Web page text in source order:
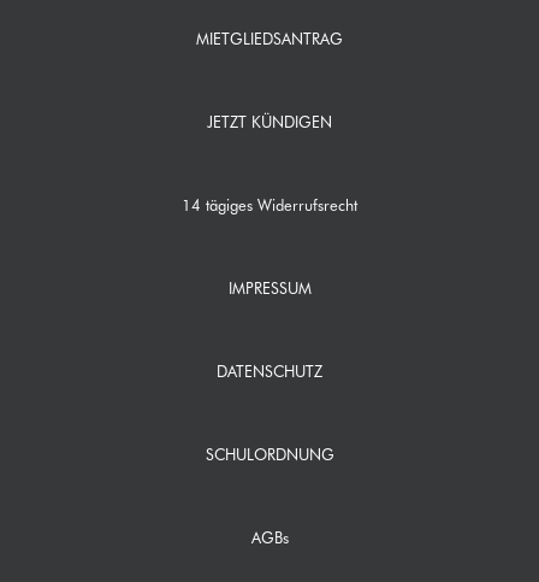
MIETGLIEDSANTRAG
JETZT KÜNDIGEN
14 tägiges Widerrufsrecht
IMPRESSUM
DATENSCHUTZ
SCHULORDNUNG
AGBs